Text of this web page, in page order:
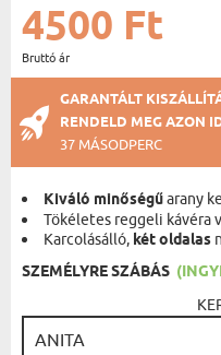
4500 Ft
Bruttó ár
GARANTÁLT
RENDELD MEG AZON
36 MÁSODPERC
Kiváló minőségűarany
Tökéletes reggeli kávéra
Karcolásálló, két oldalas
SZEMÉLYRE SZÁBÁS